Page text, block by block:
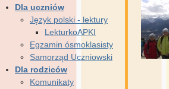
Dla uczniów
Język polski - lektury
LekturkoAPKI
Egzamin ósmoklasisty
Samorząd Uczniowski
Dla rodziców
Komunikaty